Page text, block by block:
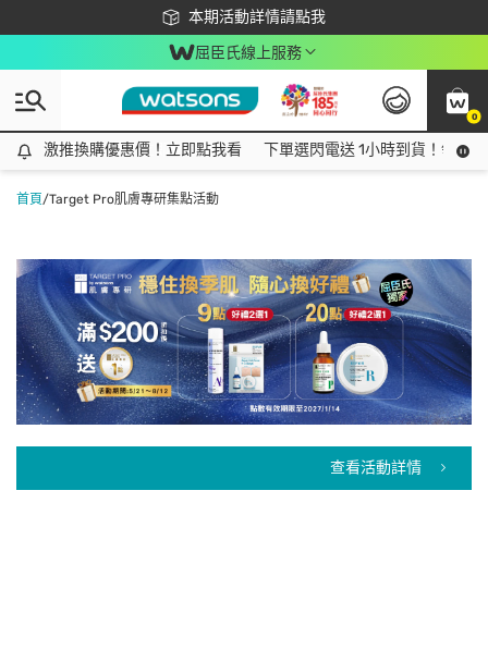
本期活動詳情請點我
下載app最高回饋$350
屈臣氏線上服務
0
激推換購優惠價！立即點我看
激推換購優惠價！立即點我看 下單選閃電送 1小時到貨！領神
首頁/Target Pro肌膚專研集點活動
查看活動詳情